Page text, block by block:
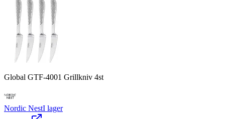
Global GTF-4001 Grillkniv 4st
Nordic NestI lager